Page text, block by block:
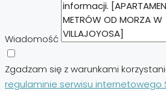
Wiadomość
Zgadzam się z warunkami
regulaminie serwisu internetowego